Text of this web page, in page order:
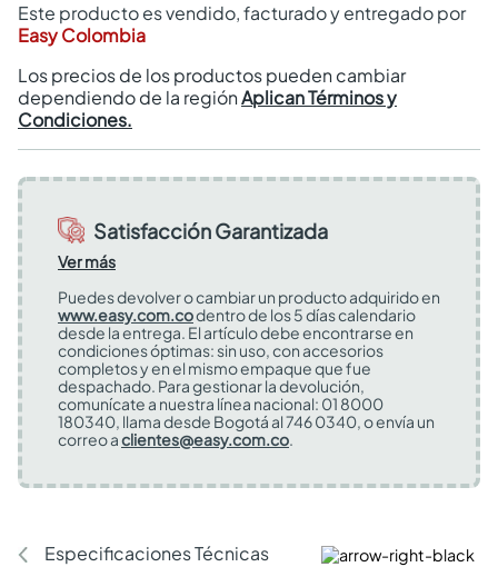
Este producto es vendido, facturado y entregado por
Easy Colombia
Los precios de los productos pueden cambiar
dependiendo de la regiónAplican Términos y
Condiciones.
Satisfacción Garantizada
Ver más
Puedes devolver o cambiar un producto adquirido en
www.easy.com.codentro de los 5 días calendario
desde la entrega. El artículo debe encontrarse en
condiciones óptimas: sin uso, con accesorios
completos y en el mismo empaque que fue
despachado. Para gestionar la devolución,
comunícate a nuestra línea nacional: 01 8000
180340, llama desde Bogotá al 746 0340, o envía un
correo aclientes@easy.com.co.
Especificaciones Técnicas Comentarios y